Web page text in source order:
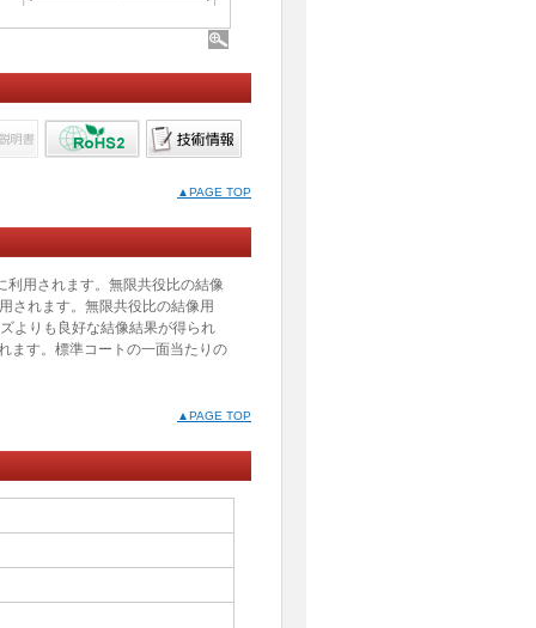
▲PAGE TOP
用されます。無限共役比の結像
されます。無限共役比の結像用
よりも良好な結像結果が得られ
ます。標準コートの一面当たりの
▲PAGE TOP